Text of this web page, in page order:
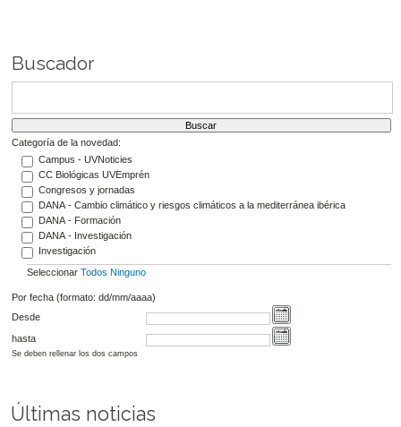
Buscador
Categoría de la novedad:
Campus - UVNoticies
CC Biológicas UVEmprén
Congresos y jornadas
DANA - Cambio climático y riesgos climáticos a la mediterránea ibérica
DANA - Formación
DANA - Investigación
Investigación
Seleccionar Todos Ninguno
Por fecha (formato: dd/mm/aaaa)
Desde
hasta
Se deben rellenar los dos campos
Últimas noticias